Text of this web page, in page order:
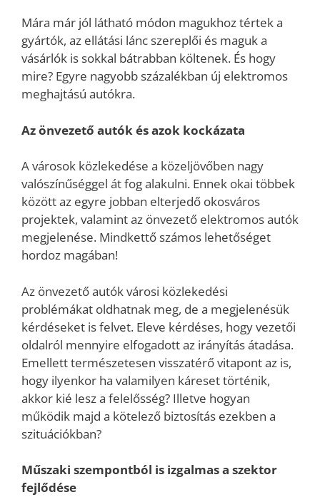
Mára már jól látható módon magukhoz tértek a
gyártók, az ellátási lánc szereplői és maguk a
vásárlók is sokkal bátrabban költenek. És hogy
mire? Egyre nagyobb százalékban új elektromos
meghajtású autókra.
Az önvezető autók és azok kockázata
A városok közlekedése a közeljövőben nagy
valószínűséggel át fog alakulni. Ennek okai többek
között az egyre jobban elterjedő okosváros
projektek, valamint az önvezető elektromos autók
megjelenése. Mindkettő számos lehetőséget
hordoz magában!
Az önvezető autók városi közlekedési
problémákat oldhatnak meg, de a megjelenésük
kérdéseket is felvet. Eleve kérdéses, hogy vezetői
oldalról mennyire elfogadott az irányítás átadása.
Emellett természetesen visszatérő vitapont az is,
hogy ilyenkor ha valamilyen káreset történik,
akkor kié lesz a felelősség? Illetve hogyan
működik majd a kötelező biztosítás ezekben a
szituációkban?
Műszaki szempontból is izgalmas a szektor
fejlődése